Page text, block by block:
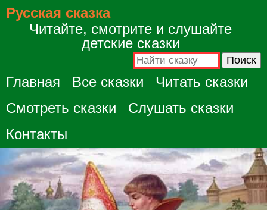
Русская сказка
Читайте, смотрите и слушайте
детские сказки
Главная Все сказки
Читать сказки
Смотреть сказки
Слушать сказки
Контакты